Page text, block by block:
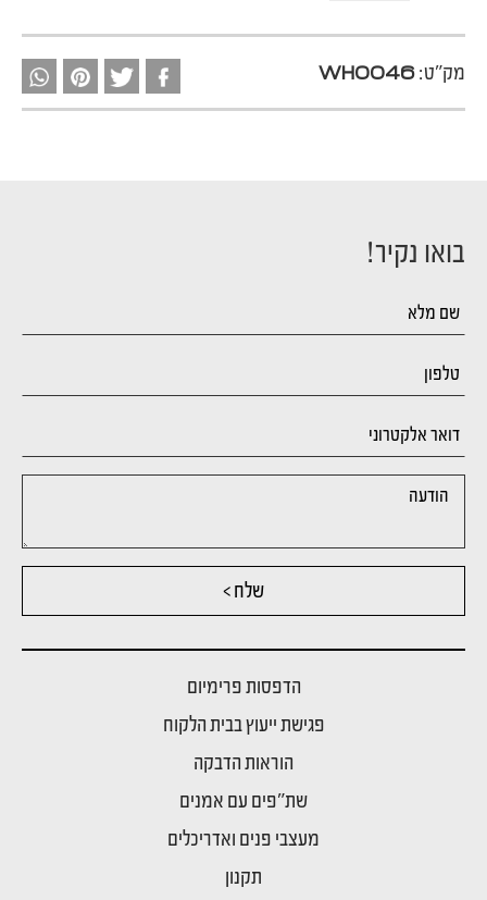
מק"ט:WH0046
הדפסות פרימיום
פגישת ייעוץ בבית הלקוח
הוראות הדבקה
שת"פים עם אמנים
מעצבי פנים ואדריכלים
תקנון
בואו נקיר!
שלח >